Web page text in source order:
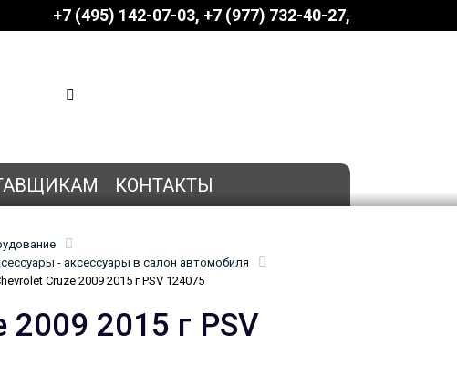
+7 (495) 142-07-03 ‎‎+7 (977) 732-40-27
КОНТАКТЫ
- аксессуары в салон автомобиля
Cruze 2009 2015 г PSV 124075
2009 2015 г PSV